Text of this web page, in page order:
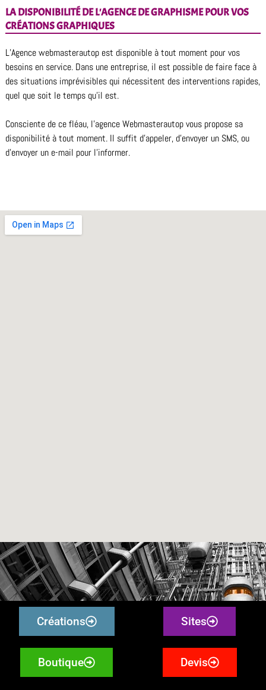
LA DISPONIBILITÉ DE L'AGENCE DE GRAPHISME POUR VOS
CRÉATIONS GRAPHIQUES
L’Agence webmasterautop est disponible à tout moment pour vos
besoins en service. Dans une entreprise, il est possible de faire face à
des situations imprévisibles qui nécessitent des interventions rapides,
quel que soit le temps qu’il est.
Consciente de ce fléau, l’agence Webmasterautop vous propose sa
disponibilité à tout moment. Il suffit d’appeler, d’envoyer un SMS, ou
d’envoyer un e-mail pour l’informer.
Créations Sites
Boutique Devis